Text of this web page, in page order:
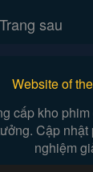
Trang sau
Website of
cấp kho
Cập
nghiệm